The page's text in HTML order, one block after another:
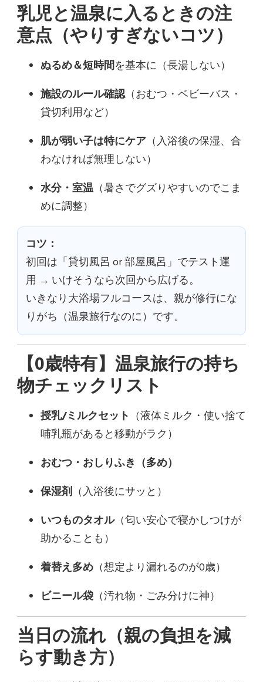
乳児と温泉に入るときの注
意点（やりすぎないコツ）
ぬるめ＆短時間を基本に（長湯しない）
施設のルール確認（おむつ・ベビーバス・
貸切利用など）
肌が弱い子は特にケア （入浴後の保湿、合
わなければ無理しない）
水分・室温（暑さでグズりやすいのでこま
めに調整）
コツ：
初回は「貸切風呂 or 部屋風呂」でテスト運
用 → いけそうなら次回から広げる。
いきなり大浴場フルコースは、親が修行にな
りがち（温泉旅行なのに）です。
【0歳特有】温泉旅行の持ち
物チェックリスト
授乳/ミルクセット （液体ミルク・使い捨て
哺乳瓶があると移動がラク）
おむつ・おしりふき（多め）
保湿剤 （入浴後にサッと）
いつものタオル（匂い安心で寝かしつけが
助かることも）
着替え多め （想定より漏れるのが0歳）
ビニール袋 （汚れ物・ごみ分けに神）
当日の流れ（親の負担を減
らす動き方）